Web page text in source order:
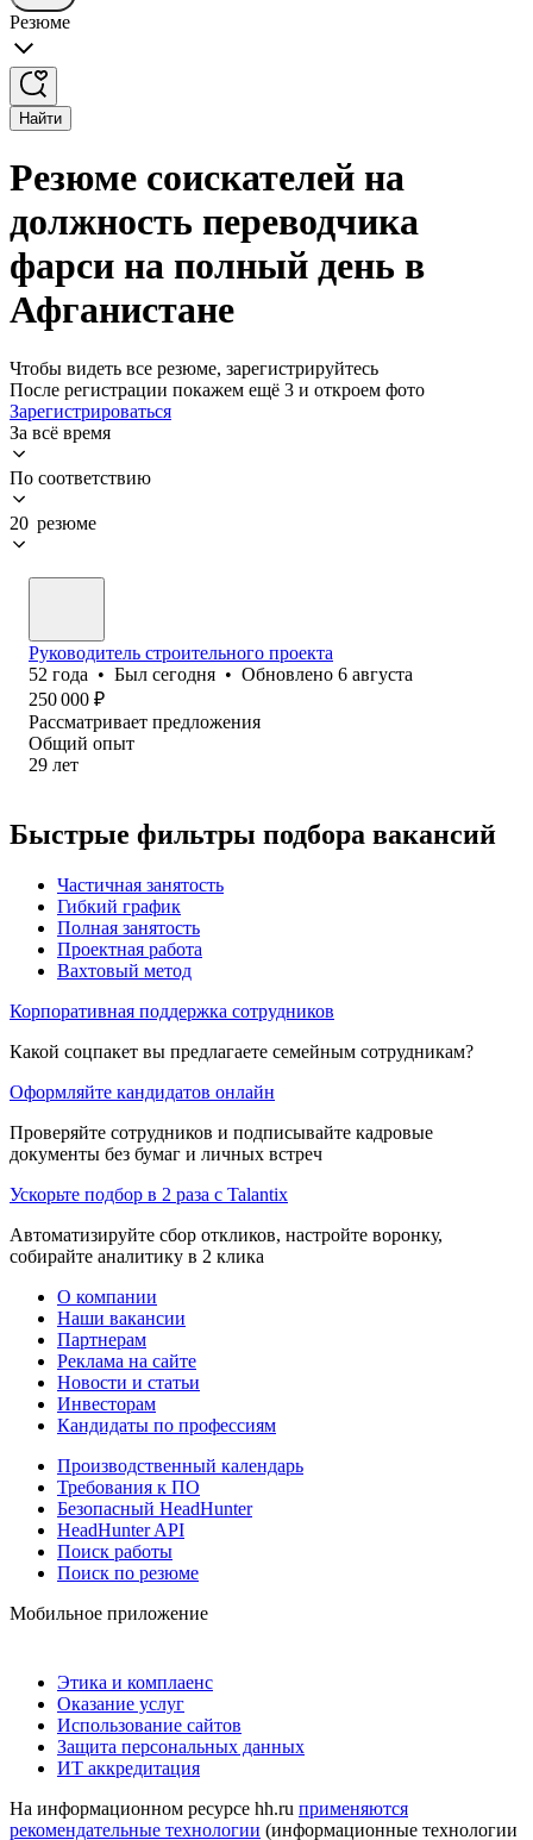
Резюме
Найти
Резюме соискателей на
должность переводчика
фарси на полный день в
Афганистане
Чтобы видеть все резюме, зарегистрируйтесь
После регистрации покажем ещё 3 и откроем фото
Зарегистрироваться
За всё время
По соответствию
20 резюме
Руководитель строительного проекта
52 года • Был сегодня • Обновлено 6 августа
250 000 ₽
Рассматривает предложения
Общий опыт
29 лет
Быстрые фильтры подбора вакансий
Частичная занятость
Гибкий график
Полная занятость
Проектная работа
Вахтовый метод
Корпоративная поддержка сотрудников
Какой соцпакет вы предлагаете семейным сотрудникам?
Оформляйте кандидатов онлайн
Проверяйте сотрудников и подписывайте кадровые
документы без бумаг и личных встреч
Ускорьте подбор в 2 раза с Talantix
Автоматизируйте сбор откликов, настройте воронку,
собирайте аналитику в 2 клика
О компании
Наши вакансии
Партнерам
Реклама на сайте
Новости и статьи
Инвесторам
Кандидаты по профессиям
Производственный календарь
Требования к ПО
Безопасный HeadHunter
HeadHunter API
Поиск работы
Поиск по резюме
Мобильное приложение
Этика и комплаенс
Оказание услуг
Использование сайтов
Защита персональных данных
ИТ аккредитация
На информационном ресурсе hh.ru применяются
рекомендательные технологии (информационные технологии